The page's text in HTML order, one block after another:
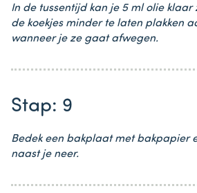
In de tussentijd kan je 5 ml olie klaar
de koekjes minder te laten plakken
wanneer je ze gaat afwegen.
Stap: 9
Bedek een bakplaat met bakpapier
naast je neer.